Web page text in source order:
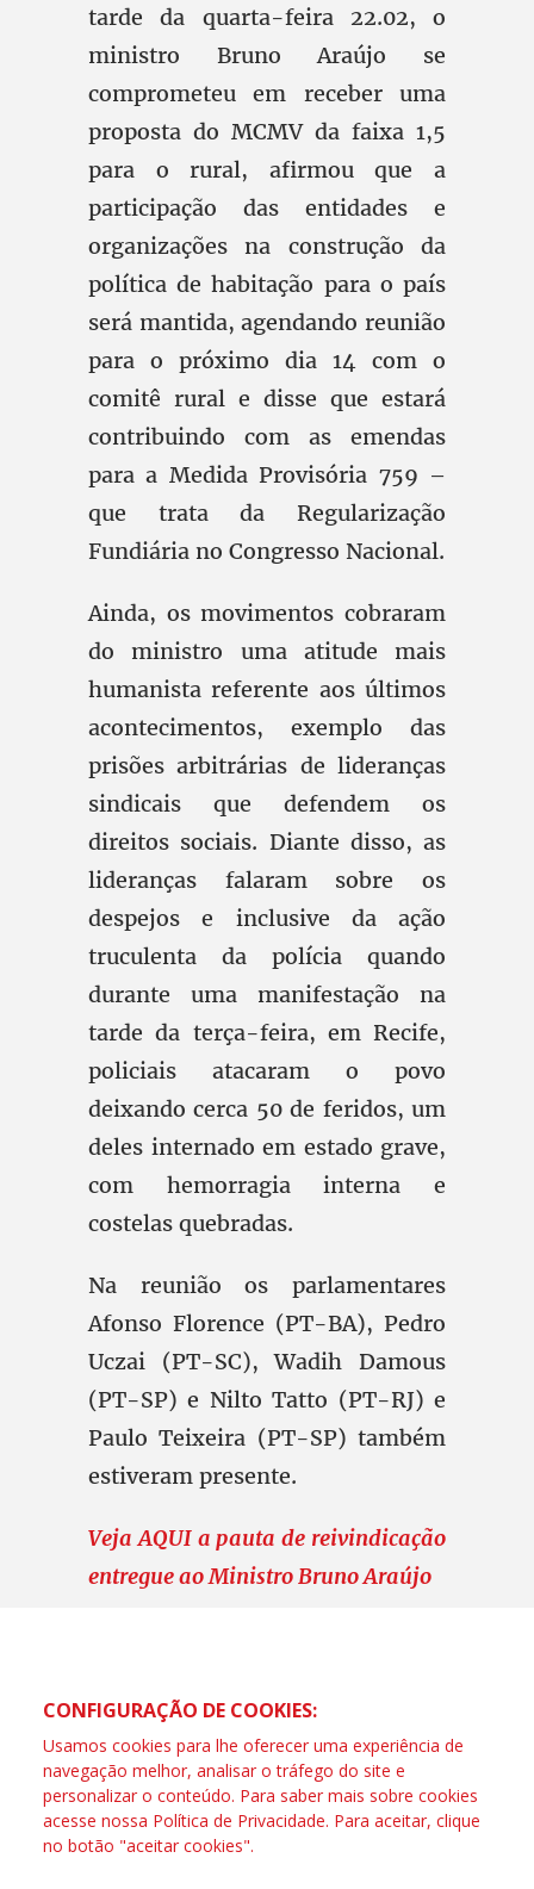
tarde da quarta-feira 22.02, o
ministro Bruno Araújo se
comprometeu em receber uma
proposta do MCMV da faixa 1,5
para o rural, afirmou que a
participação das entidades e
organizações na construção da
política de habitação para o país
será mantida, agendando reunião
para o próximo dia 14 com o
comitê rural e disse que estará
contribuindo com as emendas
para a Medida Provisória 759 –
que trata da Regularização
Fundiária no Congresso Nacional.
Ainda, os movimentos cobraram
do ministro uma atitude mais
humanista referente aos últimos
acontecimentos, exemplo das
prisões arbitrárias de lideranças
sindicais que defendem os
direitos sociais. Diante disso, as
lideranças falaram sobre os
despejos e inclusive da ação
truculenta da polícia quando
durante uma manifestação na
tarde da terça-feira, em Recife,
policiais atacaram o povo
deixando cerca 50 de feridos, um
deles internado em estado grave,
com hemorragia interna e
costelas quebradas.
Na reunião os parlamentares
Afonso Florence (PT-BA), Pedro
Uczai (PT-SC), Wadih Damous
(PT-SP) e Nilto Tatto (PT-RJ) e
Paulo Teixeira (PT-SP) também
estiveram presente.
Veja AQUI a pauta de reivindicação
entregue ao Ministro Bruno Araújo
CONFIGURAÇÃO DE COOKIES:
Usamos cookies para lhe oferecer uma experiência de
navegação melhor, analisar o tráfego do site e
personalizar o conteúdo. Para saber mais sobre cookies
acesse nossa Política de Privacidade. Para aceitar, clique
no botão "aceitar cookies".